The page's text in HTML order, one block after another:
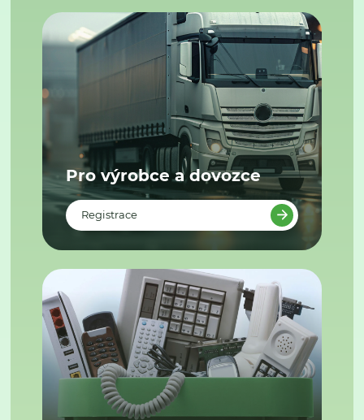
Pro výrobce a dovozce
Registrace